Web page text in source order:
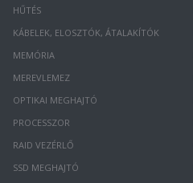
HŰTÉS
KÁBELEK, ELOSZTÓK, ÁTALAKÍTÓK
MEMÓRIA
MEREVLEMEZ
OPTIKAI MEGHAJTÓ
PROCESSZOR
RAID VEZÉRLŐ
SSD MEGHAJTÓ